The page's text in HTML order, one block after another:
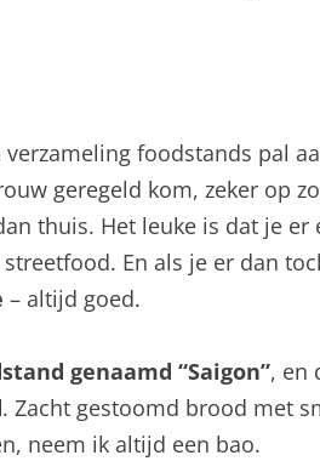
verzameling foodstands pal
geregeld kom, zeker op
thuis. Het leuke is dat je er
En als je er dan
– altijd goed.
genaamd “Saigon”, en
. Zacht gestoomd brood met
neem ik altijd een bao.